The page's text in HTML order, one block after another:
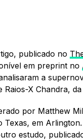
publicado no
em preprint no
a
Raios-X Chandra,
por Matthew
Texas, em
estudo,